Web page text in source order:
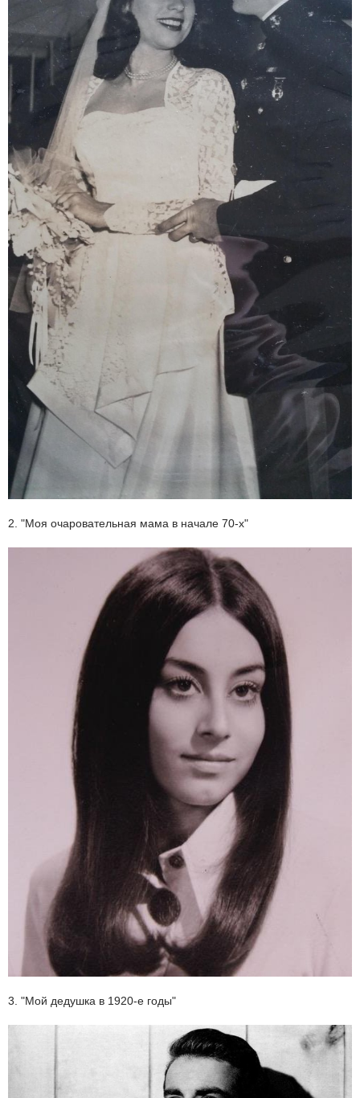
2. "Моя очаровательная мама в начале 70-х"
3. "Мой дедушка в 1920-е годы"